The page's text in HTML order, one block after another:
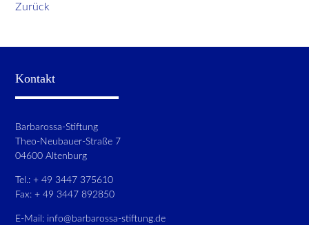
Zurück
Kontakt
Barbarossa-Stiftung
Theo-Neubauer-Straße 7
04600 Altenburg
Tel.: + 49 3447 375610
Fax: + 49 3447 892850
E-Mail: info@barbarossa-stiftung.de